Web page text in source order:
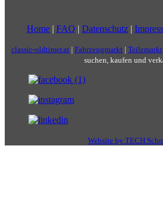
Home | FAQ | Datenschutz |
classic-oldtimer.at | Fahrzeugmarkt | Teilemarkt
suchen, kaufen und
Website by TECH